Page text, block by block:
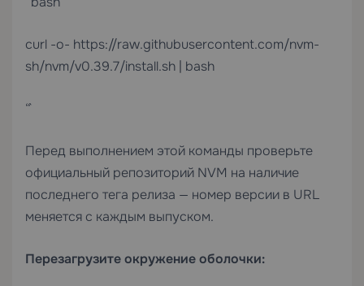
curl -o- https://raw.githubusercontent.com/nvm-
sh/nvm/v0.39.7/install.sh | bash
“`
Перед выполнением этой команды проверьте
официальный репозиторий NVM на наличие
последнего тега релиза — номер версии в URL
меняется с каждым выпуском.
Перезагрузите окружение оболочки: